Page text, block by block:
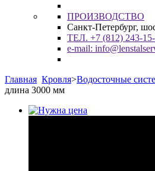
ПРОИЗВОДСТВО
Санкт-Петербург,
ТЕЛ. +7 (812) 243-
e-mail:
Главная Кровля>Водосточные
длина 3000 мм